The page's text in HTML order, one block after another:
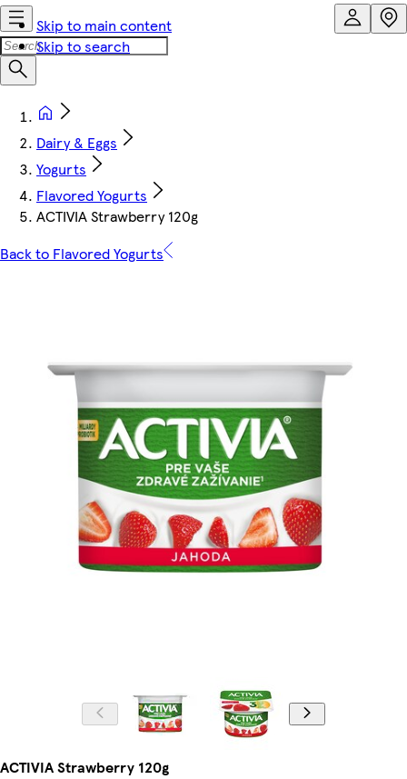
Skip to main content
Skip to search
Dairy & Eggs
Yogurts
Flavored Yogurts
ACTIVIA Strawberry 120g
Back to Flavored Yogurts
ACTIVIA Strawberry 120g